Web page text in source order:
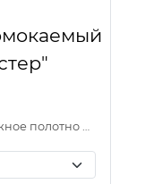
Махровое трикотажное полотно на латексной основе